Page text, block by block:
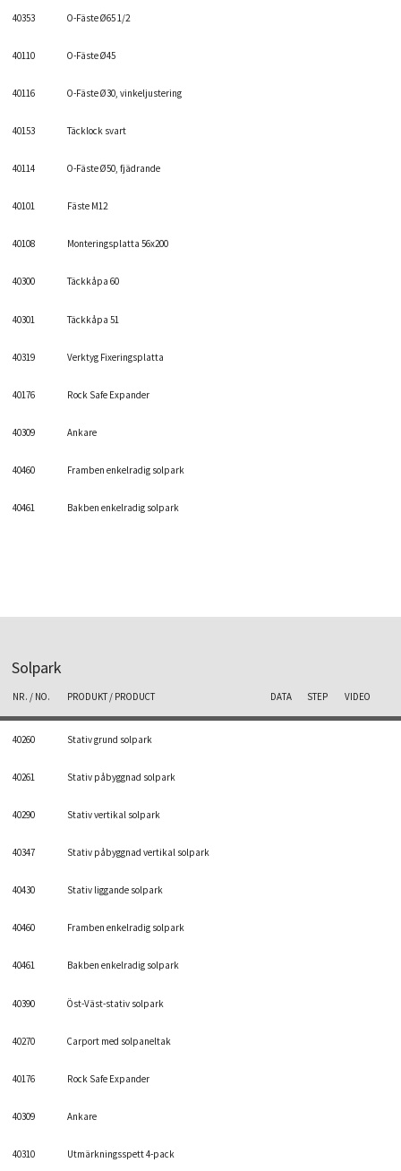
NR. / NO. PRODUKT / PRODUCT DATA STEP VIDEO
40260 Stativ grund solpark
Solpark
40261 Stativ påbyggnad solpark
40290 Stativ vertikal solpark
40347 Stativ påbyggnad vertikal solpark
40430 Stativ liggande solpark
40460 Framben enkelradig solpark
40461 Bakben enkelradig solpark
40390 Öst-Väst-stativ solpark
40270 Carport med solpaneltak
40176 Rock Safe Expander
40309 Ankare
40310 Utmärkningsspett 4-pack
40353 O-Fäste Ø65 1/2
40110 O-Fäste Ø45
40116 O-Fäste Ø30, vinkeljustering
40153 Täcklock svart
40114 O-Fäste Ø50, fjädrande
40101 Fäste M12
40108 Monteringsplatta 56x200
40300 Täckkåpa 60
40301 Täckkåpa 51
40319 Verktyg Fixeringsplatta
40176 Rock Safe Expander
40309 Ankare
40460 Framben enkelradig solpark
40461 Bakben enkelradig solpark